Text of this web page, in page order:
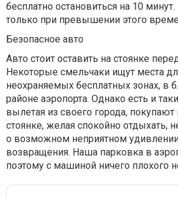
бесплатно остановиться на 10
только при превышении этого
Безопасное авто
Авто стоит оставить на стоянке
Некоторые смельчаки ищут места
неохраняемых бесплатных зонах, в
районе аэропорта. Однако есть и
вылетая из своего города, покупают
стоянке, желая спокойно отдыхать,
о возможном неприятном
возвращения. Наша парковка в
поэтому с машиной ничего плохого